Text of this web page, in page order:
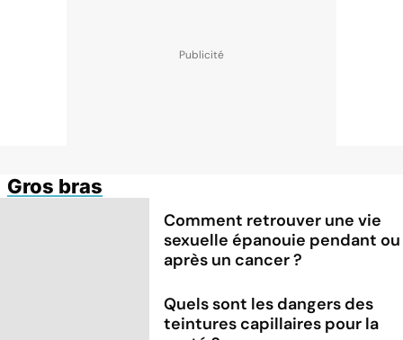
Gros bras
Comment retrouver une vie
sexuelle épanouie pendant ou
après un cancer ?
Quels sont les dangers des
teintures capillaires pour la